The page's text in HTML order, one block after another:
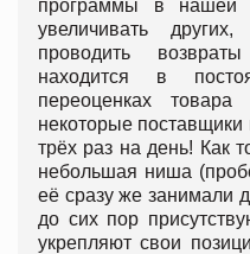
программы в нашей
увеличивать других,
проводить
находится в
переоценках
некоторые
трёх раз на день! Как
небольшая ниша
её сразу же занимали
до сих пор
укрепляют свои